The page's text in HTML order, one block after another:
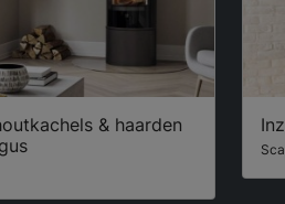
& haarden